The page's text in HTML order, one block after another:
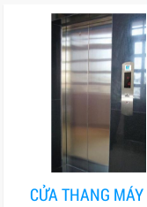
CỬA THANG MÁY